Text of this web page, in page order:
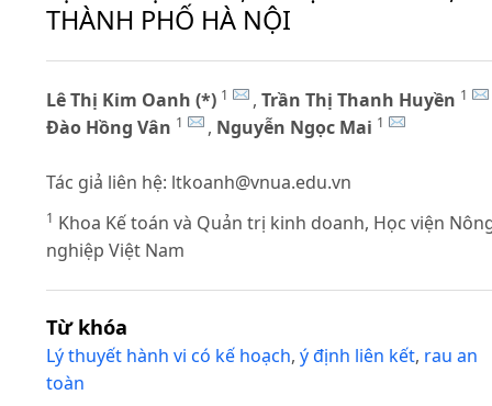
THÀNH PHỐ HÀ NỘI
Lê Thị Kim Oanh (*) 1 , Trần Thị Thanh Huyền 1
Đào Hồng Vân 1 , Nguyễn Ngọc Mai 1
Tác giả liên hệ: ltkoanh@vnua.edu.vn
1 Khoa Kế toán và Quản trị kinh doanh, Học viện
nghiệp Việt Nam
Từ khóa
Lý thuyết hành vi có kế hoạch, ý định liên kết, rau an
toàn